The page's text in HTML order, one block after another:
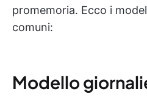
promemoria. Ecco i
comuni:
Modello